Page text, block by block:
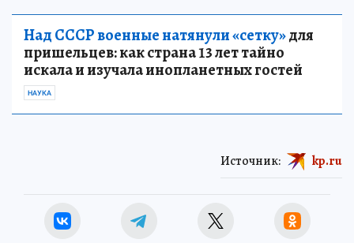
Над СССР военные натянули «сетку»для
пришельцев: как страна 13 лет тайно
искала и изучала инопланетных гостей
НАУКА
Источник: kp.ru